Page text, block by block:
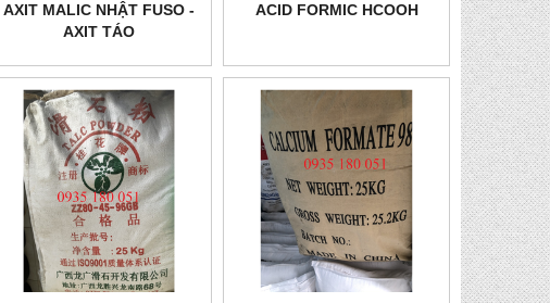
AXIT MALIC NHẬT FUSO -
AXIT TÁO
ACID FORMIC HCOOH